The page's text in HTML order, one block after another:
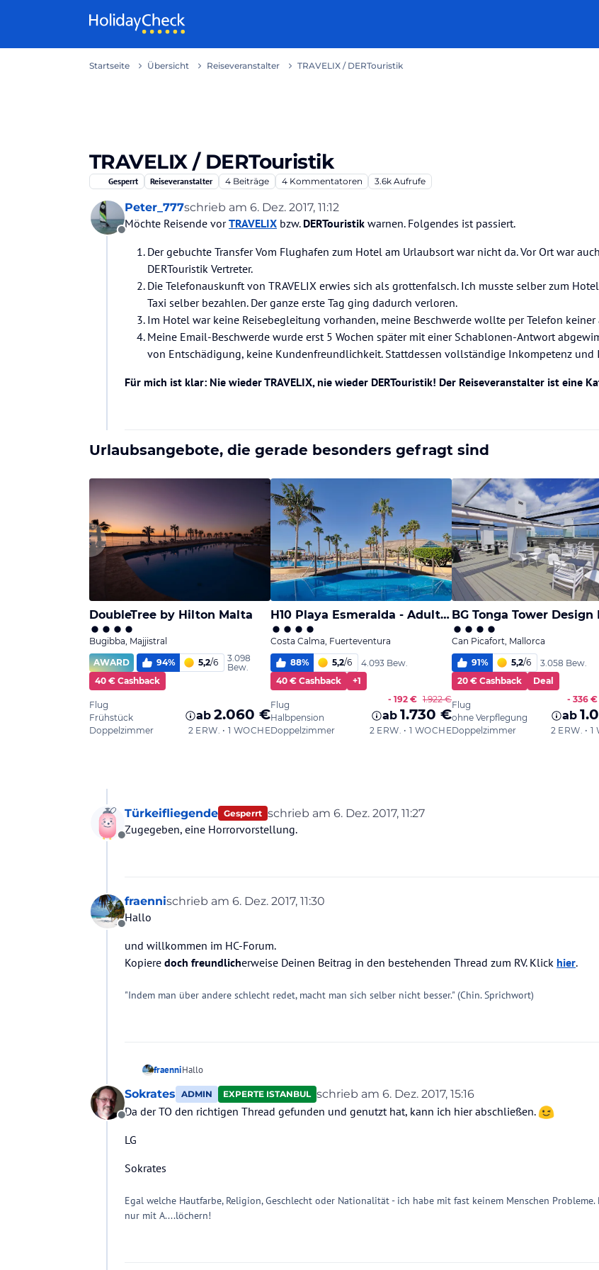
Startseite Übersicht Reiseveranstalter TRAVELIX / DERTouristik
TRAVELIX / DERTouristik
Gesperrt Reiseveranstalter 4 Beiträge 4 Kommentatoren 3.6k Aufrufe
Offline
Peter_777schrieb am 6. Dez. 2017, 11:12
zuletzt editiert von
Möchte Reisende vorTRAVELIX bzw. DERTouristik warnen. Folgendes ist passiert.
Der gebuchte Transfer Vom Flughafen zum Hotel am Urlaubsort war nicht da. Vor Ort war
DERTouristik Vertreter.
Die Telefonauskunft von TRAVELIX erwies sich als grottenfalsch. Ich musste selber zum
Taxi selber bezahlen. Der ganze erste Tag ging dadurch verloren.
Im Hotel war keine Reisebegleitung vorhanden, meine Beschwerde wollte per Telefon keiner
Meine Email-Beschwerde wurde erst 5 Wochen später mit einer Schablonen-Antwort
von Entschädigung, keine Kundenfreundlichkeit. Stattdessen vollständige Inkompetenz und
Für mich ist klar: Nie wieder TRAVELIX, nie wieder DERTouristik! Der Reiseveranstalter ist eine
Offline
Türkeifliegende Gesperrt schrieb am 6. Dez. 2017, 11:27
zuletzt editiert von
Zugegeben, eine Horrorvorstellung.
Offline
fraennischrieb am 6. Dez. 2017, 11:30
zuletzt editiert von
Hallo
und willkommen im HC-Forum.
Kopiere doch freundlicherweise Deinen Beitrag in den bestehenden Thread zum RV. Klick hier.
"Indem man über andere schlecht redet, macht man sich selber nicht besser." (Chin. Sprichwort)
fraenniHallo
und willkommen im HC-Forum.
Kopieredoch freundlich erweise Deinen Beitrag in den bestehenden Thread zum RV. Klickhier.
Offline
Sokrates ADMIN EXPERTE ISTANBUL schrieb am6. Dez. 2017, 15:16
zuletzt editiert von
Da der TO den richtigen Thread gefunden und genutzt hat, kann ich hier abschließen.
LG
Sokrates
Egal welche Hautfarbe, Religion, Geschlecht oder Nationalität - ich habe mit fast keinem Menschen Probleme.
nur mit A....löchern!